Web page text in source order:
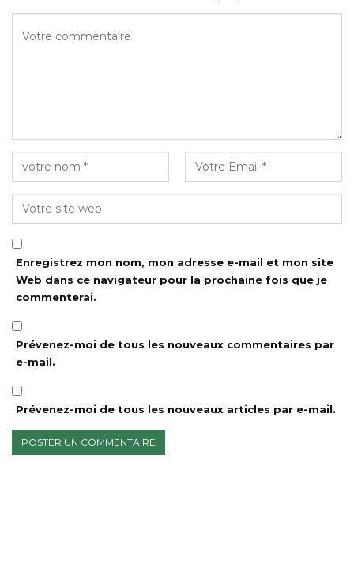
Enregistrez mon nom, mon adresse e-mail et mon site
Web dans ce navigateur pour la prochaine fois que je
commenterai.
Prévenez-moi de tous les nouveaux commentaires par
e-mail.
Prévenez-moi de tous les nouveaux articles par e-mail.